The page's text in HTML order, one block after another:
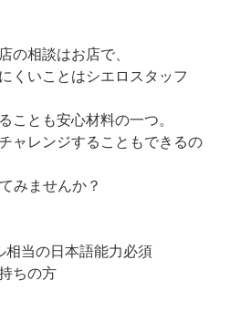
の相談はお店で、
くいことはシエロスタッフ
ことも安心材料の一つ。
ャレンジすることもできるの
みませんか？
相当の日本語能力必須
ちの方